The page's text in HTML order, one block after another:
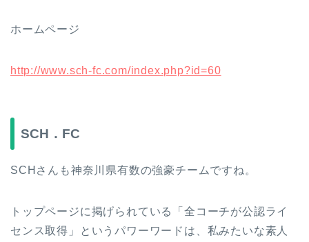
ホームページ
http://www.sch-fc.com/index.php?id=60
SCH．FC
SCHさんも神奈川県有数の強豪チームですね。
トップページに掲げられている「全コーチが公認ライ
センス取得」というパワーワードは、私みたいな素人